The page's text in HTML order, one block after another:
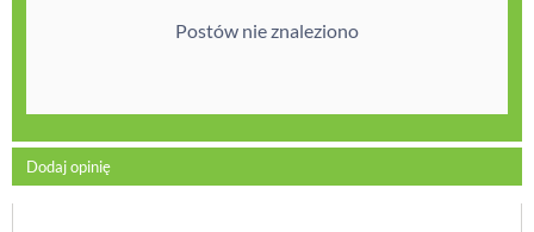
Postów nie znaleziono
Dodaj opinię